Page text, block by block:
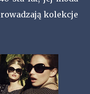
kolekcje